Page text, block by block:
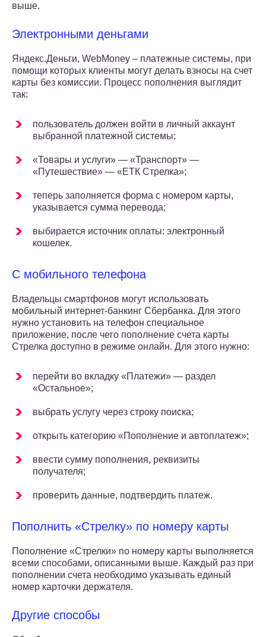
выше.
Электронными деньгами
Яндекс.Деньги, WebMoney – платежные системы, при
помощи которых клиенты могут делать взносы на счет
карты без комиссии. Процесс пополнения выглядит
так:
пользователь должен войти в личный аккаунт
выбранной платежной системы;
«Товары и услуги» — «Транспорт» —
«Путешествие» — «ЕТК Стрелка»;
теперь заполняется форма с номером карты,
указывается сумма перевода;
выбирается источник оплаты: электронный
кошелек.
С мобильного телефона
Владельцы смартфонов могут использовать
мобильный интернет-банкинг Сбербанка. Для этого
нужно установить на телефон специальное
приложение, после чего пополнение счета карты
Стрелка доступно в режиме онлайн. Для этого нужно:
перейти во вкладку «Платежи» — раздел
«Остальное»;
выбрать услугу через строку поиска;
открыть категорию «Пополнение и автоплатеж»;
ввести сумму пополнения, реквизиты
получателя;
проверить данные, подтвердить платеж.
Пополнить «Стрелку» по номеру карты
Пополнение «Стрелки» по номеру карты выполняется
всеми способами, описанными выше. Каждый раз при
пополнении счета необходимо указывать единый
номер карточки держателя.
Другие способы